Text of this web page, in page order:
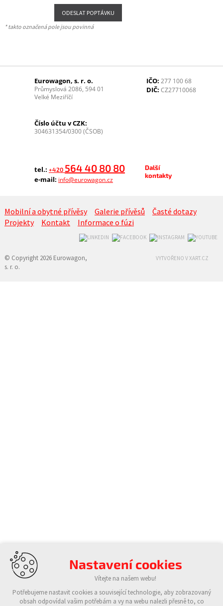
* takto označená pole jsou povinná
Eurowagon, s. r. o.
Průmyslová 2086, 594 01
Velké Meziříčí
IČO: 277 100 68
DIČ: CZ27710068
Číslo účtu v CZK:
304631354/0300 (ČSOB)
tel.: +420 564 40 80 80
e-mail: info@eurowagon.cz
Další
kontakty
Mobilní a obytné přívěsy Galerie přívěsů
Časté dotazy
Projekty
Kontakt Informace o fúzi
© Copyright 2026 Eurowagon,
s. r. o.
VYTVOŘENO V XART.CZ
Nastavení cookies
Vítejte na našem webu!
Potřebujeme nastavit cookies a související technologie, aby zobrazovaný
obsah odpovídal vašim potřebám a vy na webu nalezli přesně to, co